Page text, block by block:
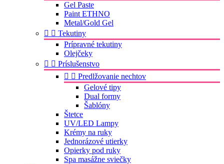
Gel Paste
Paint ETHNO
Metal/Gold Gel
  Tekutiny
Prípravné tekutiny
Olejčeky
  Príslušenstvo
  Predlžovanie nechtov
Gelové tipy
Dual formy
Šablóny
Štetce
UV/LED Lampy
Krémy na ruky
Jednorázové utierky
Opierky pod ruky
Spa masážne sviečky